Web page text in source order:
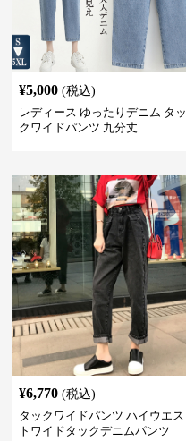
¥5,000 (税込)
レディース ゆったりデニム タッ
クワイドパンツ 九分丈
¥6,770 (税込)
タックワイドパンツ ハイウエス
トワイドタックデニムパンツ